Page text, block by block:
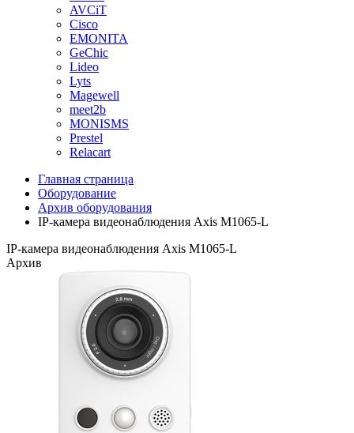
AVCiT
Cisco
EMONITA
GeChic
Lideo
Lyts
Magewell
meet2b
MONISMS
Prestel
Relacart
Главная страница
Оборудование
Архив оборудования
IP-камера видеонаблюдения Axis M1065-L
IP-камера видеонаблюдения Axis M1065-L
Архив